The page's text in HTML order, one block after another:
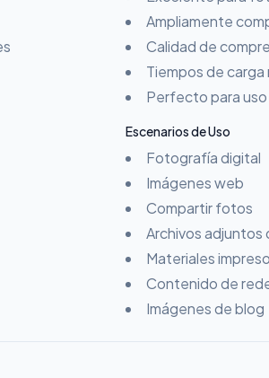
Ampliamente
Calidad de
Tiempos de carga
Perfecto para
Escenarios de Uso
Fotografía digital
Imágenes web
Compartir fotos
Archivos
Materiales
Contenido de
Imágenes de blog